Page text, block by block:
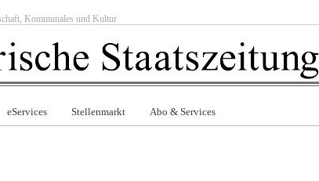
Kommunales und Kultur
eServices Stellenmarkt Abo & Services